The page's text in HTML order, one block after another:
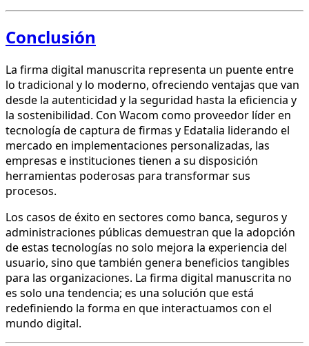
Conclusión
La firma digital manuscrita representa un puente entre
lo tradicional y lo moderno, ofreciendo ventajas que van
desde la autenticidad y la seguridad hasta la eficiencia y
la sostenibilidad. Con Wacom como proveedor líder en
tecnología de captura de firmas y Edatalia liderando el
mercado en implementaciones personalizadas, las
empresas e instituciones tienen a su disposición
herramientas poderosas para transformar sus
procesos.
Los casos de éxito en sectores como banca, seguros y
administraciones públicas demuestran que la adopción
de estas tecnologías no solo mejora la experiencia del
usuario, sino que también genera beneficios tangibles
para las organizaciones. La firma digital manuscrita no
es solo una tendencia; es una solución que está
redefiniendo la forma en que interactuamos con el
mundo digital.